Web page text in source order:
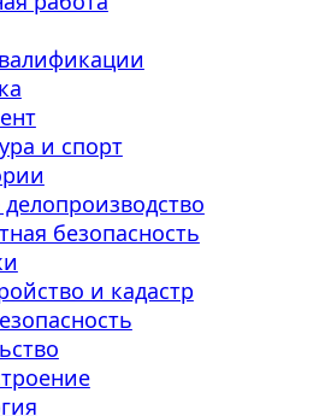
и спорт
безопасность
и кадастр